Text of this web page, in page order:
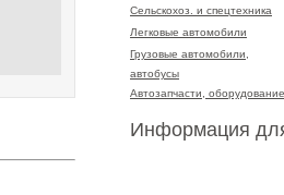
Сельскохоз. и спецтехника
Легковые автомобили
Грузовые автомобили,
автобусы
Автозапчасти, оборудование
Информация